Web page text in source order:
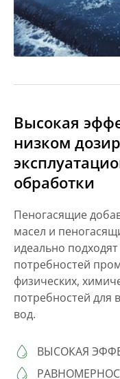
Высокая
низком
обработки
Пеногасящие
масел и
идеально
потребностей
физических,
потребностей для
вод.
ВЫСОКАЯ